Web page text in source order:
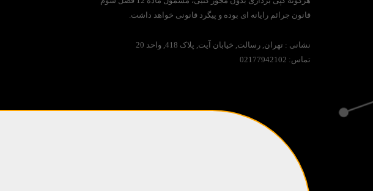
قانون جرائم رایانه ای بوده و پیگرد قانونی خواهد داشت.
نشانی : تهران, رسالت, خیابان آیت, پلاک 418, واحد 20
تماس: